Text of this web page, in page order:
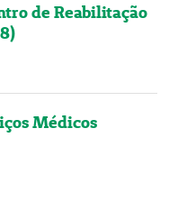
de Reabilitação
Médicos